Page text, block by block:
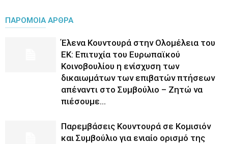
ΠΑΡΟΜΟΙΑ ΑΡΘΡΑ
Έλενα Κουντουρά στην Ολομέλεια του
ΕΚ: Επιτυχία του Ευρωπαϊκού
Κοινοβουλίου η ενίσχυση των
δικαιωμάτων των επιβατών πτήσεων
απέναντι στο Συμβούλιο – Ζητώ να
πιέσουμε...
Παρεμβάσεις Κουντουρά σε Κομισιόν
και Συμβούλιο για ενιαίο ορισμό της